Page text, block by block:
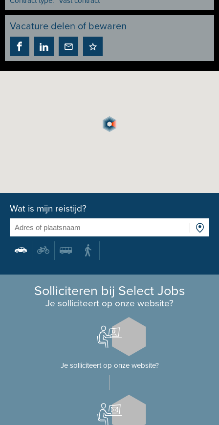
Vacature delen of bewaren
Wat is mijn reistijd?
Solliciteren bij Select Jobs
Je solliciteert op onze website?
Je solliciteert op onze website?